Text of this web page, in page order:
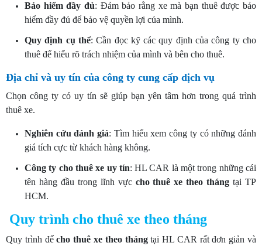
Bảo hiểm đầy đủ: Đảm bảo rằng xe mà bạn thuê được bảo
hiểm đầy đủ để bảo vệ quyền lợi của mình.
Quy định cụ thể: Cần đọc kỹ các quy định của công ty cho
thuê để hiểu rõ trách nhiệm của mình và bên cho thuê.
Địa chỉ và uy tín của công ty cung cấp dịch vụ
Chọn công ty có uy tín sẽ giúp bạn yên tâm hơn trong quá trình
thuê xe.
Nghiên cứu đánh giá: Tìm hiểu xem công ty có những đánh
giá tích cực từ khách hàng không.
Công ty cho thuê xe uy tín: HL CAR là một trong những cái
tên hàng đầu trong lĩnh vực cho thuê xe theo tháng tại TP
HCM.
Quy trình cho thuê xe theo tháng
Quy trình đểcho thuê xe theo thángtại HL CAR rất đơn giản và